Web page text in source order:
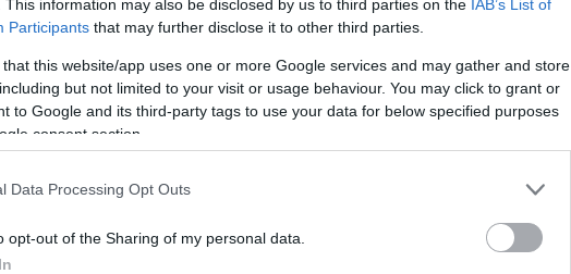
This information may also be disclosed by us to third parties on the IAB’s List of
Participants that may further disclose it to other third parties.
that this website/app uses one or more Google services and may gather and store
but not limited to your visit or usage behaviour. You may click to grant or
to Google and its third-party tags to use your data for below specified purposes
consent section.
Data Processing Opt Outs
opt-out of the Sharing of my personal data.